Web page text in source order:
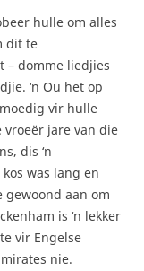
hulle om alles
dit te
– domme liedjies
‘n Ou het op
vir hulle
jare van die
dis ‘n
was lang en
gewoond aan om
is ‘n lekker
vir Engelse
nie.